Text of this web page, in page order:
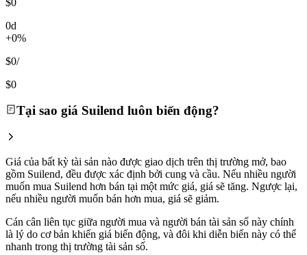
0d
+0%
$0/
$0
Tại sao giá Suilend luôn biến động?
Giá của bất kỳ tài sản nào được giao dịch trên thị trường mở, bao
gồm Suilend, đều được xác định bởi cung và cầu. Nếu nhiều người
muốn mua Suilend hơn bán tại một mức giá, giá sẽ tăng. Ngược lại,
nếu nhiều người muốn bán hơn mua, giá sẽ giảm.
Cán cân liên tục giữa người mua và người bán tài sản số này chính
là lý do cơ bản khiến giá biến động, và đôi khi diễn biến này có thể
nhanh trong thị trường tài sản số.